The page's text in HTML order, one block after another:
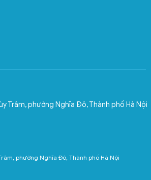
Trâm, phường Nghĩa Đô,Thành phố Hà Nội
phường Nghĩa Đô, Thành phố Hà Nội